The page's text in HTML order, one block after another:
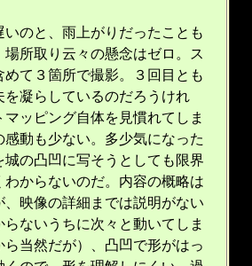
のと、雨上がりだったことも
場所取り云々の懸念はゼロ。ス
めて３箇所で撮影。３回目とも
を凝らしているのだろうけれ
マッピング自体を見慣れてしま
感動も少ない。多少気になった
城の凸凹に写そうとしても限界
わからないのだ。内容の概略は
、映像の詳細までは説明がない
ないうちに次々と動いてしま
ら当然だが）、凸凹で形がはっ